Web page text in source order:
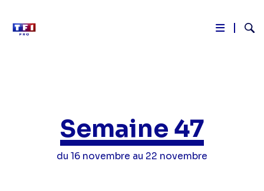
Semaine 47
du 16 novembre au 22 novembre